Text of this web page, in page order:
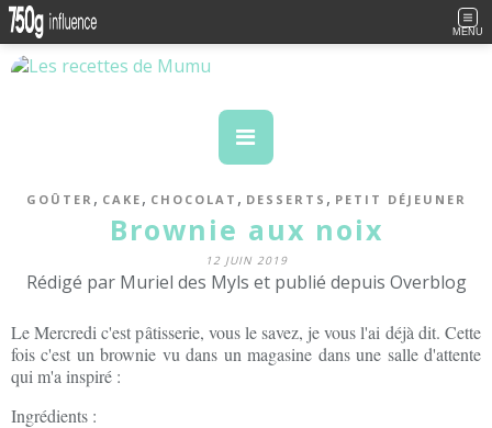
MENU
GOÛTER , CAKE , CHOCOLAT , DESSERTS , PETIT DÉJEUNER
Brownie aux noix
12 JUIN 2019
Rédigé par Muriel des Myls et publié depuis Overblog
Le Mercredi c'est pâtisserie, vous le savez, je vous l'ai déjà dit. Cette
fois c'est un brownie vu dans un magasine dans une salle d'attente
qui m'a inspiré :
Ingrédients :